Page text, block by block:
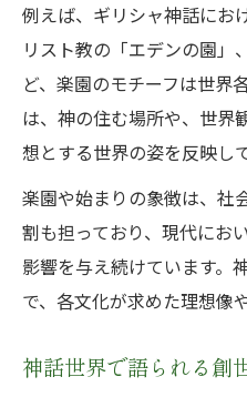
例えば、ギリシャ神話にお
リスト教の「エデンの園」
ど、楽園のモチーフは世界
は、神の住む場所や、世界
想とする世界の姿を反映し
楽園や始まりの象徴は、社
割も担っており、現代にお
影響を与え続けています。
で、各文化が求めた理想像
神話世界で語られる創